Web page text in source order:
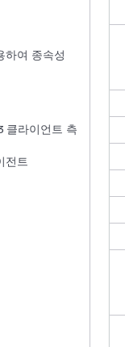
하여 종속성
클라이언트 측
전트